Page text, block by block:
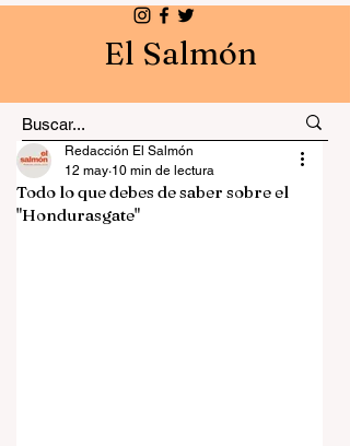
El Salmón
Todo lo que debes de saber sobre el
"Hondurasgate"
Redacción El Salmón
12 may 10 min de lectura